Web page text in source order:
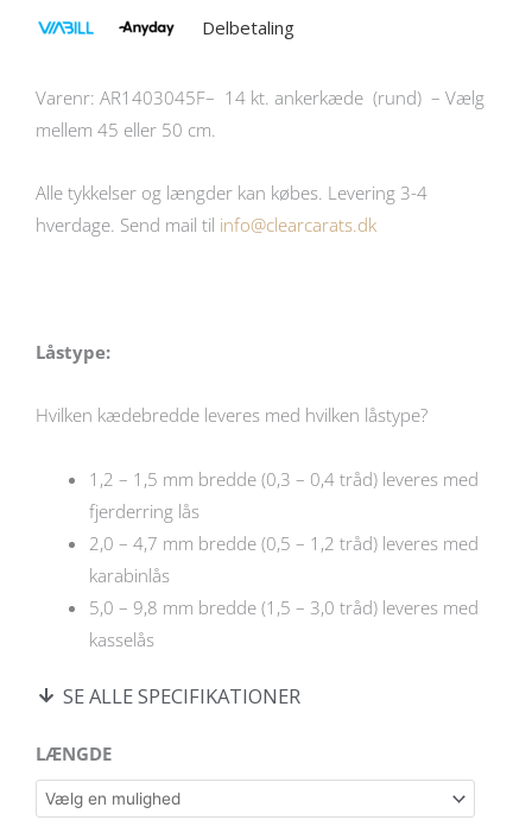
Delbetaling
Varenr: AR1403045F– 14 kt. ankerkæde (rund) – Vælg
mellem 45 eller 50 cm.
Alle tykkelser og længder kan købes. Levering 3-4
hverdage. Send mail til info@clearcarats.dk
Låstype:
Hvilken kædebredde leveres med hvilken låstype?
1,2 – 1,5 mm bredde (0,3 – 0,4 tråd) leveres med
fjerderring lås
2,0 – 4,7 mm bredde (0,5 – 1,2 tråd) leveres med
karabinlås
5,0 – 9,8 mm bredde (1,5 – 3,0 tråd) leveres med
kasselås
SE ALLE SPECIFIKATIONER
LÆNGDE
14
kt.
ankerkæde